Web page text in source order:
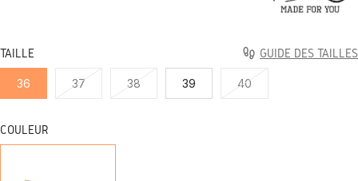
TAILLE GUIDE DES TAILLES
36 37 38 39 40
COULEUR